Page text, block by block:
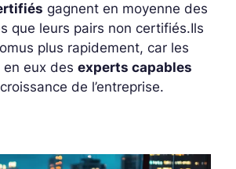
gagnent en moyenne des
que leurs pairs non certifiés.Ils
plus rapidement, car les
eux des experts capables
de l’entreprise.